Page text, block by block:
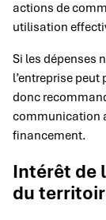
actions de
utilisation
Si les dépenses
l’entreprise
donc
communication
financement.
Intérêt de
du